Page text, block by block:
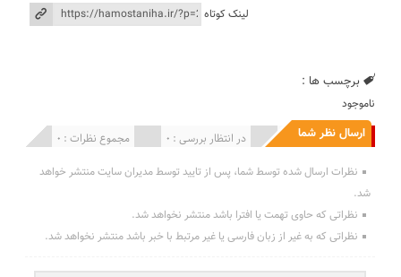
لینک کوتاه
برچسب ها :
ناموجود
ارسال نظر شما مجموع نظرات : 0 در انتظار بررسی : 0 انتشار یافته : 0
نظرات ارسال شده توسط شما، پس از تایید توسط مدیران سایت منتشر خواهد
شد.
نظراتی که حاوی تهمت یا افترا باشد منتشر نخواهد شد.
نظراتی که به غیر از زبان فارسی یا غیر مرتبط با خبر باشد منتشر نخواهد شد.